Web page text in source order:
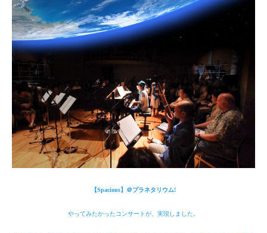
【Spacious】＠プラネタリウム!
やってみたかったコンサートが、実現しました。